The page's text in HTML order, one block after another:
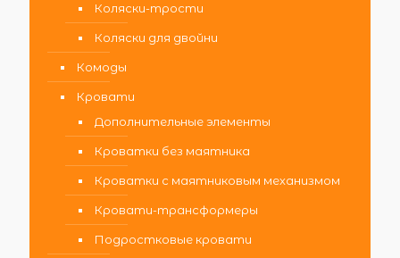
Коляски-трости
Коляски для двойни
Комоды
Кровати
Дополнительные элементы
Кроватки без маятника
Кроватки с маятниковым механизмом
Кровати-трансформеры
Подростковые кровати